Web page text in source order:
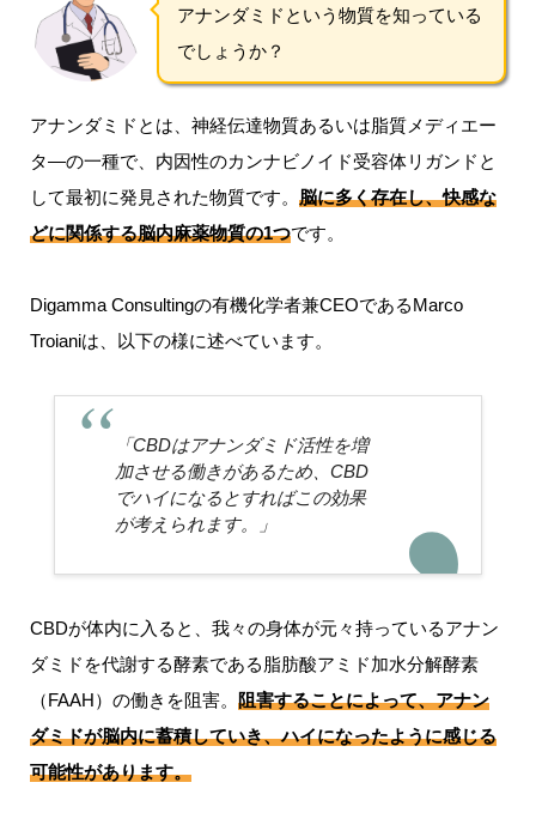
アナンダミドという物質を知っている
でしょうか？
アナンダミドとは、神経伝達物質あるいは脂質メディエー
タ―の一種で、内因性のカンナビノイド受容体リガンドと
して最初に発見された物質です。 脳に多く存在し、快感な
どに関係する脳内麻薬物質の1つです。
Digamma Consultingの有機化学者兼CEOであるMarco
Troianiは、以下の様に述べています。
「CBDはアナンダミド活性を増
加させる働きがあるため、CBD
でハイになるとすればこの効果
が考えられます。」
CBDが体内に入ると、我々の身体が元々持っているアナン
ダミドを代謝する酵素である脂肪酸アミド加水分解酵素
（FAAH）の働きを阻害。 阻害することによって、アナン
ダミドが脳内に蓄積していき、ハイになったように感じる
可能性があります。